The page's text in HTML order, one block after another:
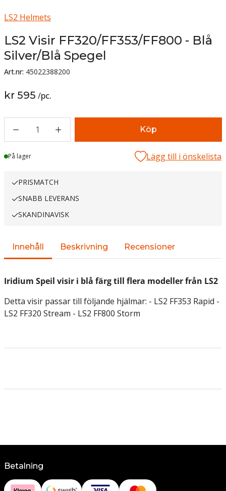
LS2 Helmets
LS2 Visir FF320/FF353/FF800 - Blå
Silver/Blå Spegel
Art.nr: 45022388200
kr 595 /pc.
1 Köp
Lager
På lager Lägg till i önskelista
PRISMATCH
SNABB LEVERANS
SKANDINAVISK
Innehåll Beskrivning Recensioner
Iridium Speil visir i blå färg till flera modeller från LS2
Detta visir passar till följande hjälmar: - LS2 FF353 Rapid -
LS2 FF320 Stream - LS2 FF800 Storm
Betalning